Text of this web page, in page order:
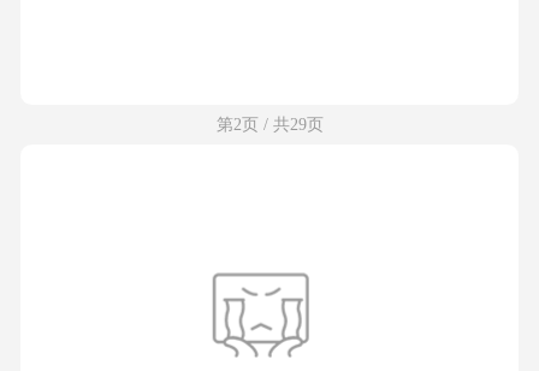
第2页 / 共29页